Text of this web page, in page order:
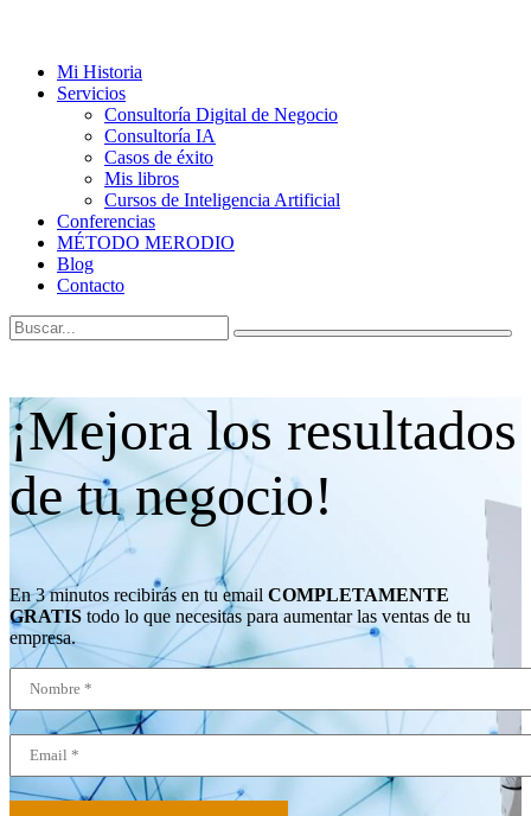
Mi Historia
Servicios
Consultoría Digital de Negocio
Consultoría IA
Casos de éxito
Mis libros
Cursos de Inteligencia Artificial
Conferencias
MÉTODO MERODIO
Blog
Contacto
¡Mejora los resultados
de tu negocio!
En 3 minutos recibirás en tu email COMPLETAMENTE
GRATIS todo lo que necesitas para aumentar las ventas de tu
empresa.